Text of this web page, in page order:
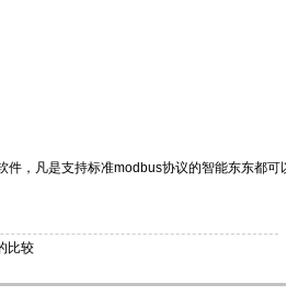
，凡是支持标准modbus协议的智能东东都可以
比较